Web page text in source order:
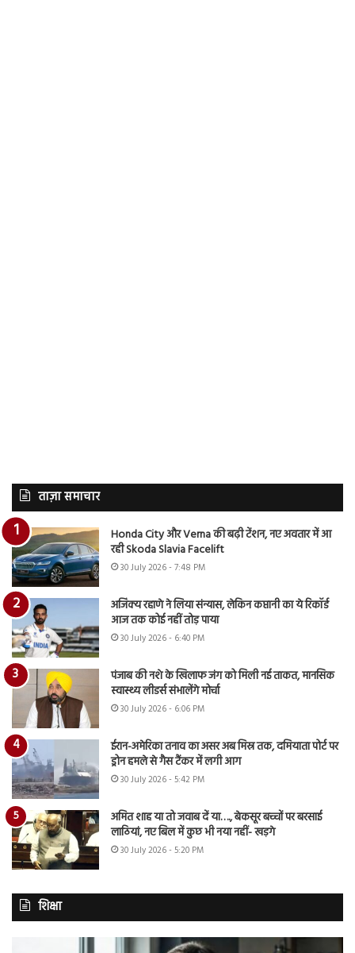
ताज़ा समाचार
Honda City और Verna की बढ़ी टेंशन, नए अवतार में आ
रही Skoda Slavia Facelift
30 July 2026 - 7:48 PM
अजिंक्य रहाणे ने लिया संन्यास, लेकिन कप्तानी का ये रिकॉर्ड
आज तक कोई नहीं तोड़ पाया
30 July 2026 - 6:40 PM
पंजाब की नशे के खिलाफ जंग को मिली नई ताकत, मानसिक
स्वास्थ्य लीडर्स संभालेंगे मोर्चा
30 July 2026 - 6:06 PM
ईरान-अमेरिका तनाव का असर अब मिस्र तक, दमियाता पोर्ट पर
ड्रोन हमले से गैस टैंकर में लगी आग
30 July 2026 - 5:42 PM
अमित शाह या तो जवाब दें या…., बेकसूर बच्चों पर बरसाई
लाठियां, नए बिल में कुछ भी नया नहीं- खड़गे
30 July 2026 - 5:20 PM
शिक्षा